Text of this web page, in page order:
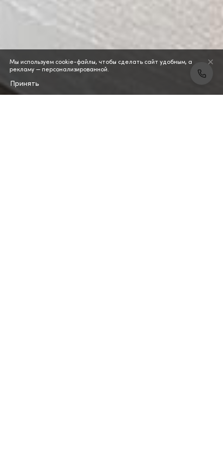
Мы используем cookie-файлы, чтобы сделать сайт удобным, а
рекламу — персонализированной.
Принять